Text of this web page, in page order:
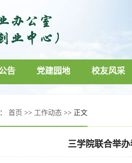
告 党建园地 校友风采
首页 >> 工作动态>> 正文
三学院联合举